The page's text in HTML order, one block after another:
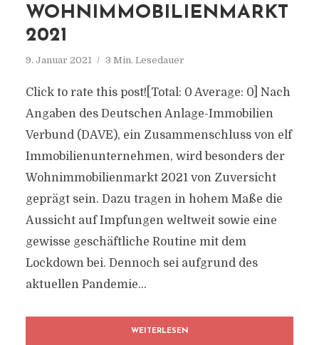
WOHNIMMOBILIENMARKT
2021
9. Januar 2021 3 Min. Lesedauer
Click to rate this post![Total: 0 Average: 0] Nach
Angaben des Deutschen Anlage-Immobilien
Verbund (DAVE), ein Zusammenschluss von elf
Immobilienunternehmen, wird besonders der
Wohnimmobilienmarkt 2021 von Zuversicht
geprägt sein. Dazu tragen in hohem Maße die
Aussicht auf Impfungen weltweit sowie eine
gewisse geschäftliche Routine mit dem
Lockdown bei. Dennoch sei aufgrund des
aktuellen Pandemie...
WEITERLESEN